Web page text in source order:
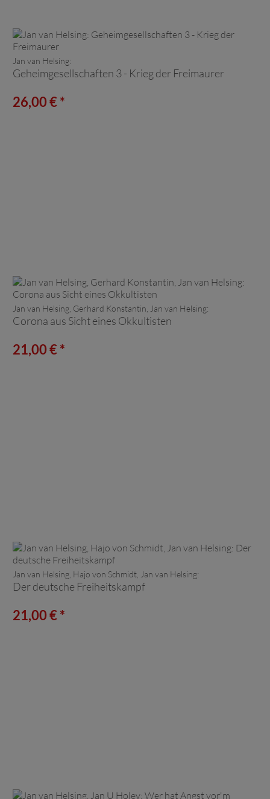
Jan van Helsing:
Geheimgesellschaften 3 - Krieg der Freimaurer
26,00 € *
Jan van Helsing, Gerhard Konstantin, Jan van Helsing:
Corona aus Sicht eines Okkultisten
21,00 € *
Jan van Helsing, Hajo von Schmidt, Jan van Helsing:
Der deutsche Freiheitskampf
21,00 € *